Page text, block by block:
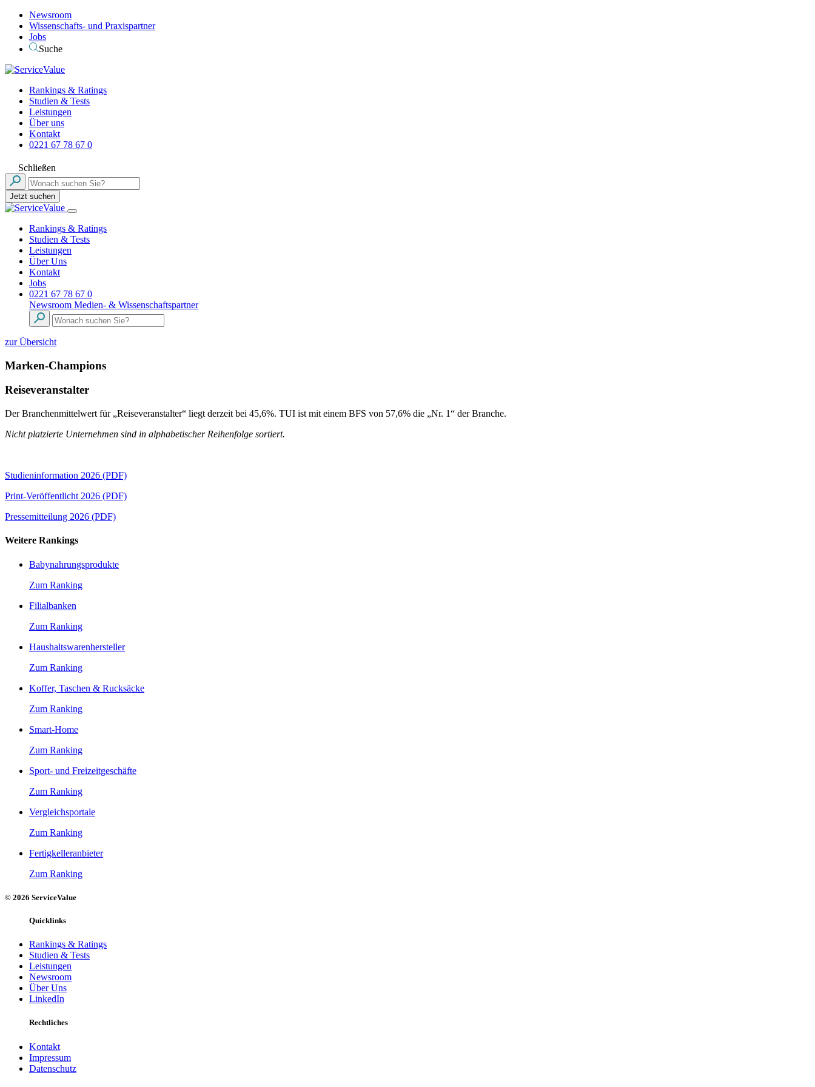
Newsroom
Wissenschafts- und Praxispartner
Jobs
Suche
Rankings & Ratings
Studien & Tests
Leistungen
Über uns
Kontakt
0221 67 78 67 0
Schließen
Jetzt suchen
Rankings & Ratings
Studien & Tests
Leistungen
Über Uns
Kontakt
Jobs
0221 67 78 67 0
Newsroom Medien- & Wissenschaftspartner
zur Übersicht
Marken-Champions
Reiseveranstalter
Der Branchenmittelwert für „Reiseveranstalter“ liegt derzeit bei 45,6%. TUI ist mit einem BFS von 57,6% die „Nr. 1“ der Branche.
Nicht platzierte Unternehmen sind in alphabetischer Reihenfolge sortiert.
Studieninformation 2026 (PDF)
Print-Veröffentlicht 2026 (PDF)
Pressemitteilung 2026 (PDF)
Weitere Rankings
Babynahrungsprodukte
Zum Ranking
Filialbanken
Zum Ranking
Haushaltswarenhersteller
Zum Ranking
Koffer, Taschen & Rucksäcke
Zum Ranking
Smart-Home
Zum Ranking
Sport- und Freizeitgeschäfte
Zum Ranking
Vergleichsportale
Zum Ranking
Fertigkelleranbieter
Zum Ranking
© 2026 ServiceValue
Quicklinks
Rankings & Ratings
Studien & Tests
Leistungen
Newsroom
Über Uns
LinkedIn
Rechtliches
Kontakt
Impressum
Datenschutz